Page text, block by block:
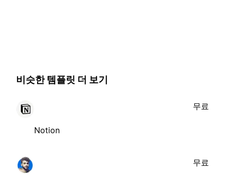
비슷한 템플릿 더 보기
Notion
무료
무료